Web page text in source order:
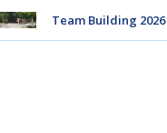
Team Building